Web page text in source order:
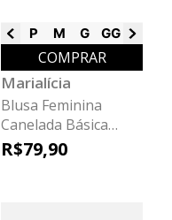
P M G GG G1
COMPRAR
Marialícia
Blusa Feminina
Canelada Básica
Marialícia Azul
R$79,90